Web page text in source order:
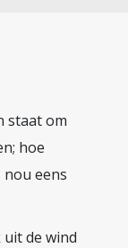
staat om
hoe
nou eens
de wind